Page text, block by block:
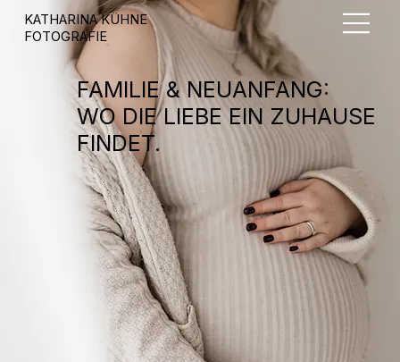
FAMILIE & NEUANFANG:
WO DIE LIEBE EIN ZUHAUSE
FINDET.
KATHARINA KÜHNE
FOTOGRAFIE